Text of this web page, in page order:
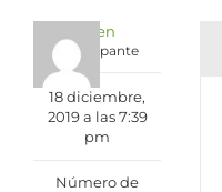
Ruben
Participante
18 diciembre,
2019 a las 7:39
pm
Número de